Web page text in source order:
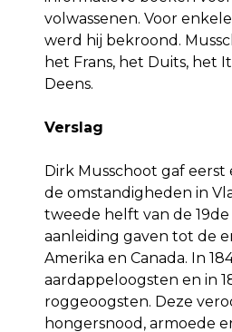
volwassenen. Voor
werd hij bekroond.
het Frans, het Duits, het
Deens.
Verslag
Dirk Musschoot gaf eerst
de omstandigheden in
tweede helft van de 19de
aanleiding gaven tot de
Amerika en Canada. In
aardappeloogsten en in
roggeoogsten. Deze
hongersnood, armoede